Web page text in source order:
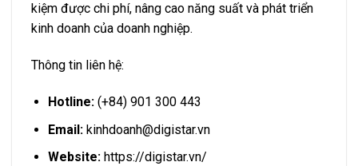
kiệm được chi phí, nâng cao năng suất và phát triển
kinh doanh của doanh nghiệp.
Thông tin liên hệ:
Hotline:(+84) 901 300 443
Email: kinhdoanh@digistar.vn
Website:https://digistar.vn/